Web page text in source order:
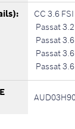
CC 3.6
Passat
Passat
Passat
Passat